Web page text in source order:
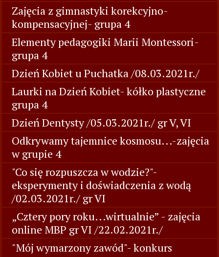
Zajęcia z gimnastyki korekcyjno-
kompensacyjnej- grupa 4
Elementy pedagogiki Marii Montessori-
grupa 4
Dzień Kobiet u Puchatka /08.03.2021r./
Laurki na Dzień Kobiet- kółko plastyczne
grupa 4
Dzień Dentysty /05.03.2021r./ gr V, VI
Odkrywamy tajemnice kosmosu...-zajęcia
w grupie 4
"Co się rozpuszcza w wodzie?"-
eksperymenty i doświadczenia z wodą
/02.03.2021r./ gr VI
„Cztery pory roku...wirtualnie” - zajęcia
online MBP gr VI /22.02.2021r./
"Mój wymarzony zawód"- konkurs